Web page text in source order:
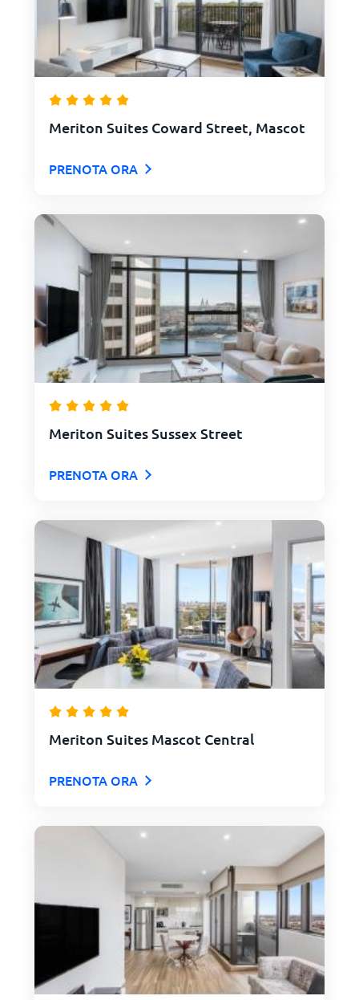
Meriton Suites Coward Street, Mascot
PRENOTA ORA
Meriton Suites Sussex Street
PRENOTA ORA
Meriton Suites Mascot Central
PRENOTA ORA